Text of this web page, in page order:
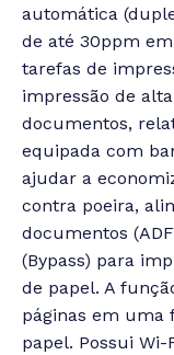
automática
de até 30ppm
tarefas de
impressão de
documentos,
equipada com
ajudar a
contra poeira,
documentos
(Bypass) para
de papel. A
páginas em uma
papel. Possui